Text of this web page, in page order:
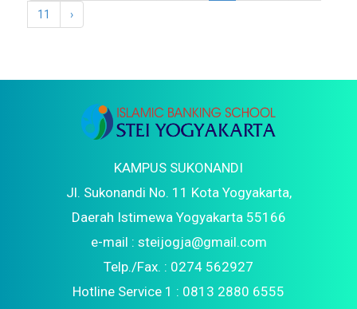
11 ›
KAMPUS SUKONANDI
Jl. Sukonandi No. 11 Kota Yogyakarta,
Daerah Istimewa Yogyakarta 55166
e-mail : steijogja@gmail.com
Telp./Fax. : 0274 562927
Hotline Service 1 : 0813 2880 6555